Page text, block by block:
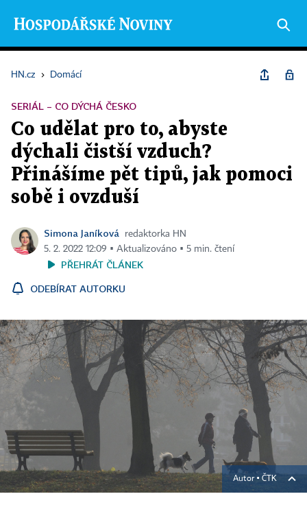
HN.cz › Domácí
SERIÁL – CO DÝCHÁ ČESKO
Co udělat pro to, abyste
dýchali čistší vzduch?
Přinášíme pět tipů, jak pomoci
sobě i ovzduší
Simona Janíková
redaktorka HN
5. 2. 2022 12:09 ▪ Aktualizováno ▪ 5 min. čtení
PŘEHRÁT ČLÁNEK
ODEBÍRAT AUTORKU
Autor ▪ ČTK